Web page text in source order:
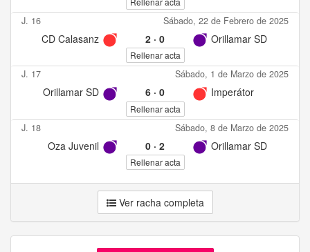
J. 16 Sábado, 22 de Febrero de 2025
CD Calasanz 2· 0 Orillamar SD
Rellenar acta
J. 17 Sábado, 1 de Marzo de 2025
Orillamar SD 6· 0 Imperátor
Rellenar acta
J. 18 Sábado, 8 de Marzo de 2025
Oza Juvenil 0· 2 Orillamar SD
Rellenar acta
Ver racha completa